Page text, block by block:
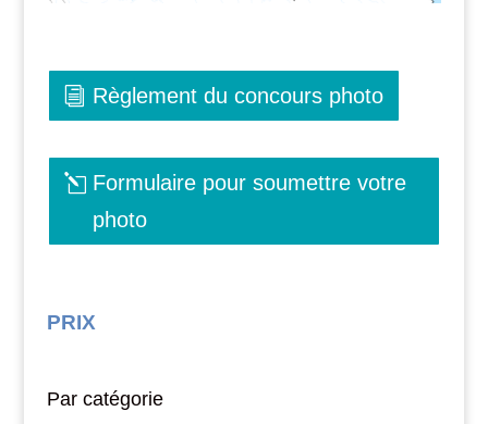
Règlement du concours photo
Formulaire pour soumettre votre
photo
PRIX
Par catégorie